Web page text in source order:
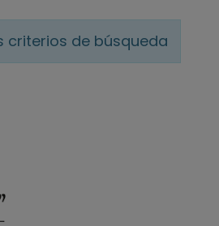
criterios de búsqueda